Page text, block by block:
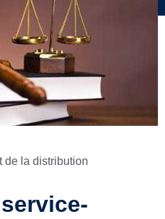
de la distribution